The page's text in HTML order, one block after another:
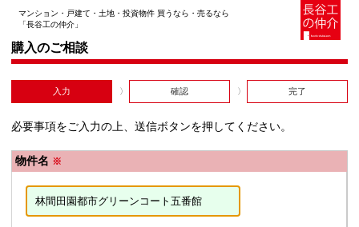
マンション・戸建て・土地・投資物件 買うなら・売るなら
「長谷工の仲介」
購入のご相談
入力 確認 完了
必要事項をご入力の上、送信ボタンを押してください。
物件名 ※